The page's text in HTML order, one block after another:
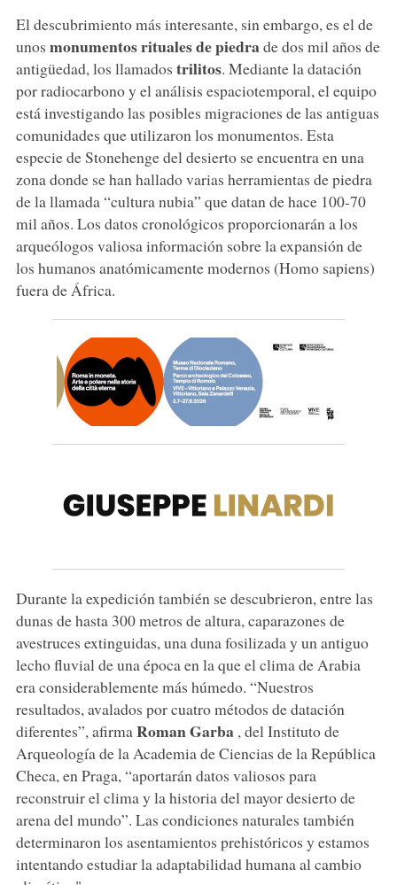
El descubrimiento más interesante, sin embargo, es el de
unos monumentos rituales de piedrade dos mil años de
antigüedad, los llamados trilitos. Mediante la datación
por radiocarbono y el análisis espaciotemporal, el equipo
está investigando las posibles migraciones de las antiguas
comunidades que utilizaron los monumentos. Esta
especie de Stonehenge del desierto se encuentra en una
zona donde se han hallado varias herramientas de piedra
de la llamada “cultura nubia” que datan de hace 100-70
mil años. Los datos cronológicos proporcionarán a los
arqueólogos valiosa información sobre la expansión de
los humanos anatómicamente modernos (Homo sapiens)
fuera de África.
Durante la expedición también se descubrieron, entre las
dunas de hasta 300 metros de altura, caparazones de
avestruces extinguidas, una duna fosilizada y un antiguo
lecho fluvial de una época en la que el clima de Arabia
era considerablemente más húmedo. “Nuestros
resultados, avalados por cuatro métodos de datación
diferentes”, afirma Roman Garba , del Instituto de
Arqueología de la Academia de Ciencias de la República
Checa, en Praga, “aportarán datos valiosos para
reconstruir el clima y la historia del mayor desierto de
arena del mundo”. Las condiciones naturales también
determinaron los asentamientos prehistóricos y estamos
intentando estudiar la adaptabilidad humana al cambio